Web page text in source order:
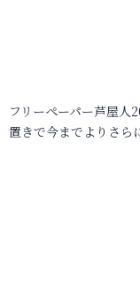
フリーペーパー芦屋人
置きで今までよりさ